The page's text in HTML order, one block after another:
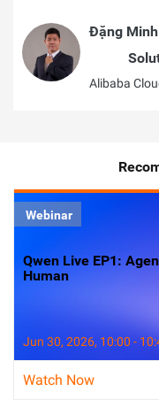
Đặng
Alibaba
Webinar
Qwen Live EP1:
Human
Jun 30, 2026, 10:00 -
Watch Now